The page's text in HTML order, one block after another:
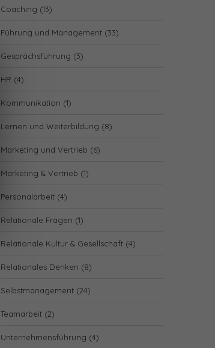
Coaching (13)
Führung und Management (33)
Gesprächsführung (3)
HR (4)
Kommunikation (1)
Lernen und Weiterbildung (8)
Marketing und Vertrieb (6)
Marketing & Vertrieb (1)
Personalarbeit (4)
Relationale Fragen (1)
Relationale Kultur & Gesellschaft (4)
Relationales Denken (8)
Selbstmanagement (24)
Teamarbeit (2)
Unternehmensführung (4)